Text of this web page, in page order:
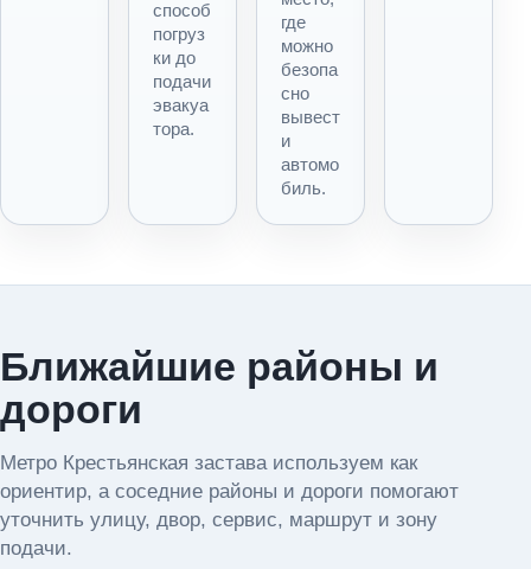
способ
погруз
ки до
подачи
эвакуа
тора.
где
можно
безопа
сно
вывест
и
автомо
биль.
Ближайшие районы и
дороги
Метро Крестьянская застава используем как
ориентир, а соседние районы и дороги помогают
уточнить улицу, двор, сервис, маршрут и зону
подачи.